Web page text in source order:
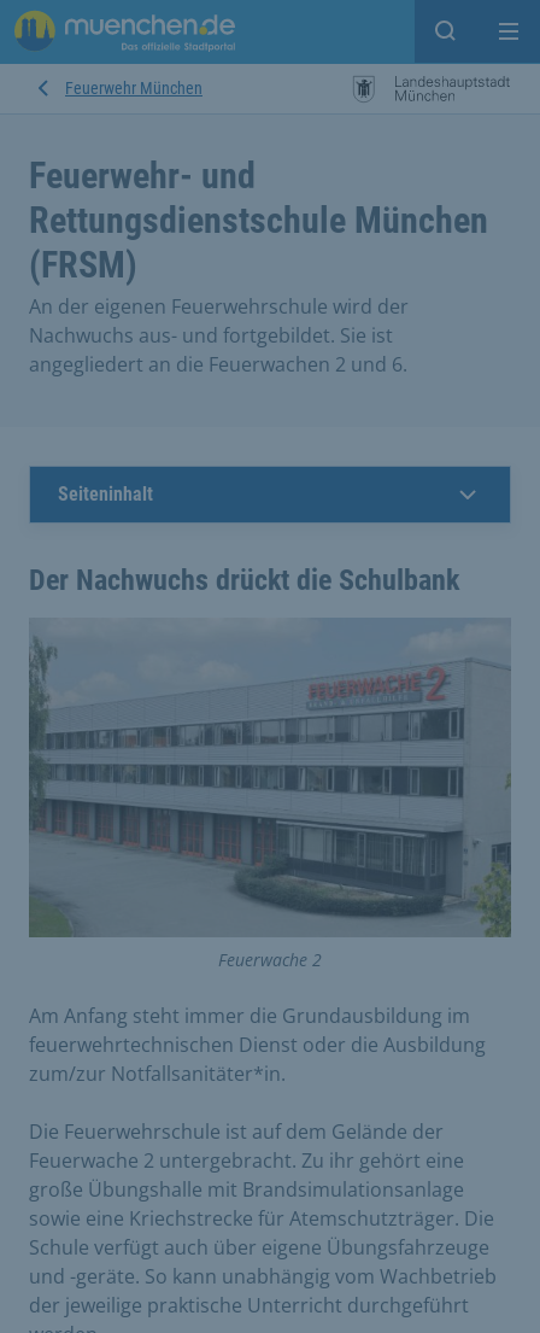
Suche
Feuerwehr München
Feuerwehr- und
Rettungsdienstschule München
(FRSM)
An der eigenen Feuerwehrschule wird der
Nachwuchs aus- und fortgebildet. Sie ist
angegliedert an die Feuerwachen 2 und 6.
Seiteninhalt
Der Nachwuchs drückt die Schulbank
Feuerwache 2
Am Anfang steht immer die Grundausbildung im
feuerwehrtechnischen Dienst oder die Ausbildung
zum/zur Notfallsanitäter*in.
Die Feuerwehrschule ist auf dem Gelände der
Feuerwache 2 untergebracht. Zu ihr gehört eine
große Übungshalle mit Brandsimulationsanlage
sowie eine Kriechstrecke für Atemschutzträger. Die
Schule verfügt auch über eigene Übungsfahrzeuge
und -geräte. So kann unabhängig vom Wachbetrieb
der jeweilige praktische Unterricht durchgeführt